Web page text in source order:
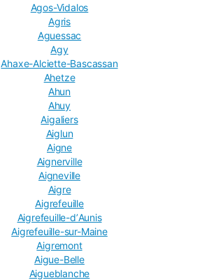
Agos-Vidalos
Agris
Aguessac
Agy
Ahaxe-Alciette-Bascassan
Ahetze
Ahun
Ahuy
Aigaliers
Aiglun
Aigne
Aignerville
Aigneville
Aigre
Aigrefeuille
Aigrefeuille-dʼAunis
Aigrefeuille-sur-Maine
Aigremont
Aigue-Belle
Aigueblanche